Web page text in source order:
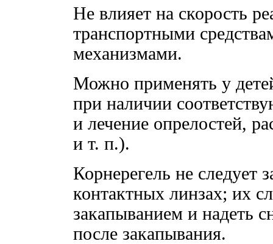
Не влияет на скорость
транспортными
механизмами.
Можно применять у
при наличии
и лечение опрелостей,
и т. п.).
Корнерегель не следует
контактных линзах; их
закапыванием и надеть
после закапывания.